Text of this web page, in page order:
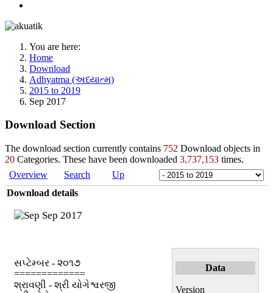
You are here:
Home
Download
Adhyatma (અધ્યાત્મ)
2015 to 2019
Sep 2017
Download Section
The download section currently contains 752 Download objects in
20 Categories. These have been downloaded 3,737,153 times.
Overview
Search
Up
Download details
Sep 2017
સપ્ટેમ્બર - ૨૦૧૭
=============
શ્રાવણી - શ્રી યોગેશ્વરજી
Data
Version